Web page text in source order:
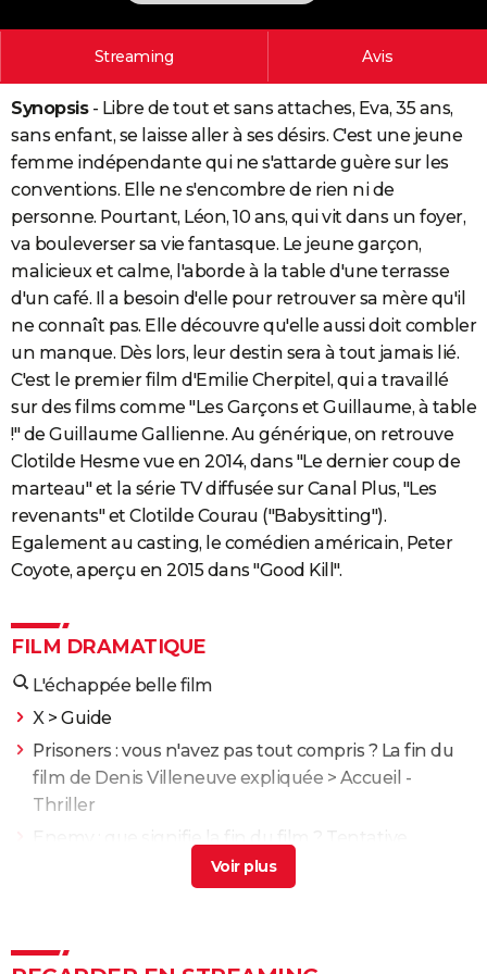
PHOTO
BONS PLANS
CARTE DE VOEUX
Carte de Noël
Carte Bonne année
Carte Saint-Valentin
Carte Pâques
Carte d'anniversaire
Dictionnaire
Biographies
Citations
Expressions
Proverbes
PROGRAMME TV
COPAINS D'AVANT
S'inscrire
Se connecter
Lycées
Collèges
Primaires
Universités
Entreprises
Service militaire
Avis de recherche
AVIS DE DÉCÈS
FORUM
Bricolage
Lifestyle
Culture
Sport
Auto
Television
Voyage
Cinema
Streaming Avis
Synopsis- Libre de tout et sans attaches, Eva, 35 ans,
sans enfant, se laisse aller à ses désirs. C'est une jeune
femme indépendante qui ne s'attarde guère sur les
conventions. Elle ne s'encombre de rien ni de
personne. Pourtant, Léon, 10 ans, qui vit dans un foyer,
va bouleverser sa vie fantasque. Le jeune garçon,
malicieux et calme, l'aborde à la table d'une terrasse
d'un café. Il a besoin d'elle pour retrouver sa mère qu'il
ne connaît pas. Elle découvre qu'elle aussi doit combler
un manque. Dès lors, leur destin sera à tout jamais lié.
C'est le premier film d'Emilie Cherpitel, qui a travaillé
sur des films comme "Les Garçons et Guillaume, à table
!" de Guillaume Gallienne. Au générique, on retrouve
Clotilde Hesme vue en 2014, dans "Le dernier coup de
marteau" et la série TV diffusée sur Canal Plus, "Les
revenants" et Clotilde Courau ("Babysitting").
Egalement au casting, le comédien américain, Peter
Coyote, aperçu en 2015 dans "Good Kill".
FILM DRAMATIQUE
L'échappée belle film
X> Guide
Prisoners : vous n'avez pas tout compris ? La fin du
film de Denis Villeneuve expliquée > Accueil -
Thriller
XXL> Guide